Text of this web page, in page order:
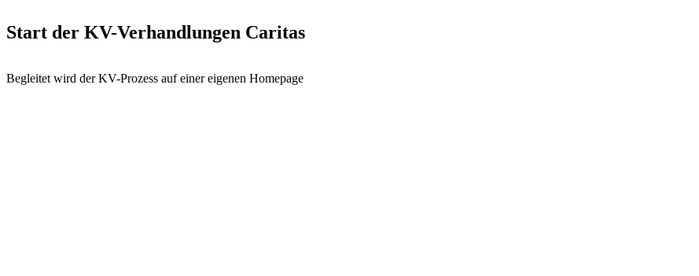
Start der KV-Verhandlungen Caritas
Begleitet wird der KV-Prozess auf einer eigenen Homepage